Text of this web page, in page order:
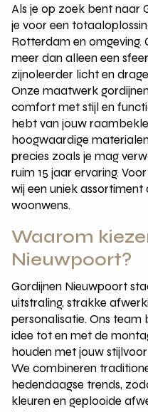
Als je op zoek bent naar
je voor een
Rotterdam en omgeving.
meer dan alleen een
zijnoleerder licht en
Onze maatwerk
comfort met stijl en
hebt van jouw
hoogwaardige
precies zoals je mag
ruim 15 jaar ervaring.
wij een uniek
woonwens.
Waarom
Nieuwpoort?
Gordijnen Nieuwpoort
uitstraling, strakke
personalisatie. Ons
idee tot en met de
houden met jouw
We combineren
hedendaagse trends,
kleuren en geplooide